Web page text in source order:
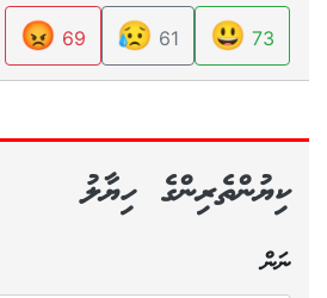
73
😃
61
😥
69
😡
ކިޔުންތެރިންގެ ހިޔާލު
ނަން